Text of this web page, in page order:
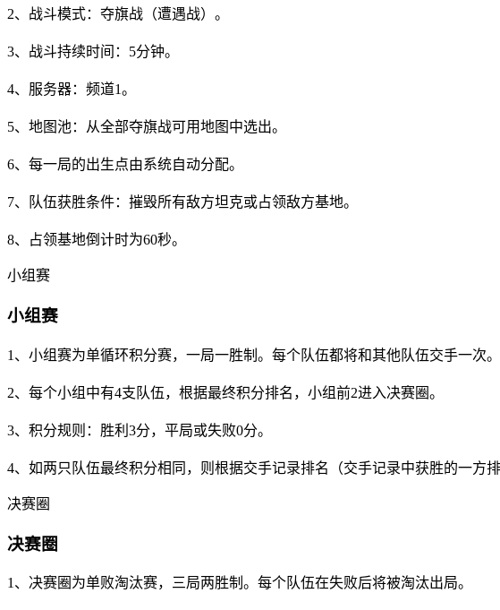
2、战斗模式：夺旗战（遭遇战）。
3、战斗持续时间：5分钟。
4、服务器：频道1。
5、地图池：从全部夺旗战可用地图中选出。
6、每一局的出生点由系统自动分配。
7、队伍获胜条件：摧毁所有敌方坦克或占领敌方基地。
8、占领基地倒计时为60秒。
小组赛
小组赛
1、小组赛为单循环积分赛，一局一胜制。每个队伍都将和其他队伍交手一次。
2、每个小组中有4支队伍，根据最终积分排名，小组前2进入决赛圈。
3、积分规则：胜利3分，平局或失败0分。
4、如两只队伍最终积分相同，则根据交手记录排名（交手记录中获胜的一方排
决赛圈
决赛圈
1、决赛圈为单败淘汰赛，三局两胜制。每个队伍在失败后将被淘汰出局。